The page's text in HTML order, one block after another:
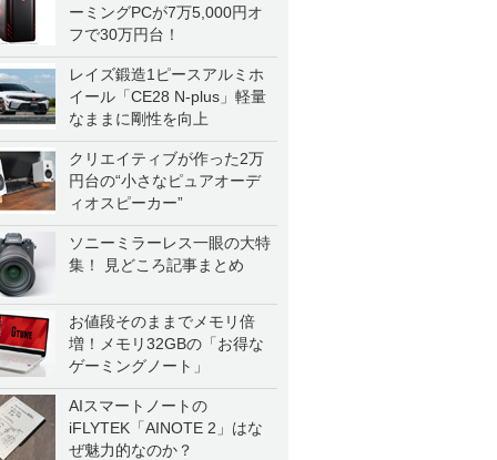
ーミングPCが7万5,000円オ
フで30万円台！
レイズ鍛造1ピースアルミホ
イール「CE28 N-plus」軽量
なままに剛性を向上
クリエイティブが作った2万
円台の“小さなピュアオーデ
ィオスピーカー”
ソニーミラーレス一眼の大特
集！ 見どころ記事まとめ
お値段そのままでメモリ倍
増！メモリ32GBの「お得な
ゲーミングノート」
AIスマートノートの
iFLYTEK「AINOTE 2」はな
ぜ魅力的なのか？